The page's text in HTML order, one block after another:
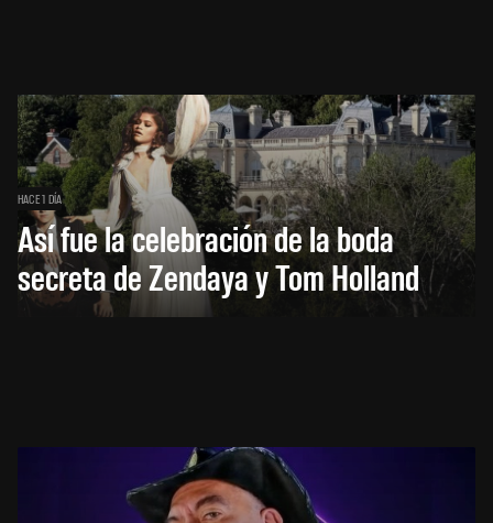
HACE 1 DÍA
Así fue la celebración de la boda
secreta de Zendaya y Tom Holland